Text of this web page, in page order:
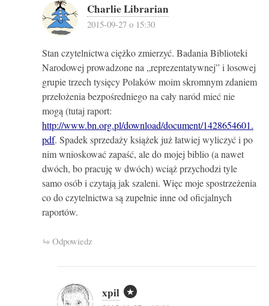
Charlie Librarian
2015-09-27 o 15:30
Stan czytelnictwa ciężko zmierzyć. Badania Biblioteki
Narodowej prowadzone na „reprezentatywnej” i losowej
grupie trzech tysięcy Polaków moim skromnym zdaniem
przełożenia bezpośredniego na cały naród mieć nie
mogą (tutaj raport:
http://www.bn.org.pl/download/document/1428654601.
pdf. Spadek sprzedaży książek już łatwiej wyliczyć i po
nim wnioskować zapaść, ale do mojej biblio (a nawet
dwóch, bo pracuję w dwóch) wciąż przychodzi tyle
samo osób i czytają jak szaleni. Więc moje spostrzeżenia
co do czytelnictwa są zupełnie inne od oficjalnych
raportów.
Odpowiedz
xpil